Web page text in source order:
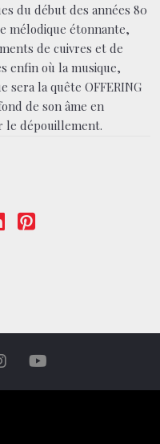
du début des années 80
mélodique étonnante,
de cuivres et de
enfin où la musique,
sera la quête OFFERING
de son âme en
le dépouillement.